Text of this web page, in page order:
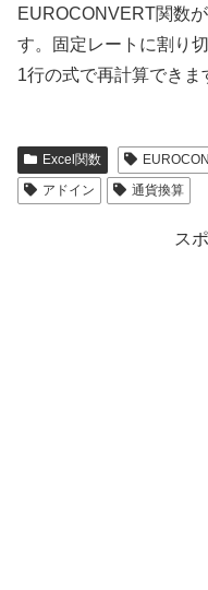
EUROCONVERT関数
す。固定レートに割り
1行の式で再計算できま
Excel関数
アドイン
通貨換算
ス